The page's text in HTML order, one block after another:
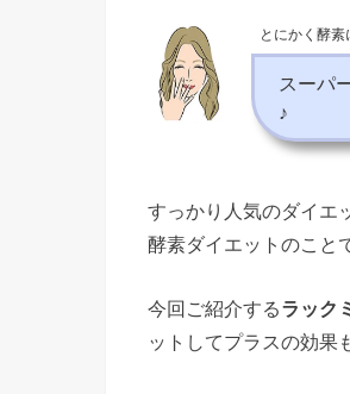
とにかく酵素
スーパ
♪
すっかり人気のダイエ
酵素ダイエットのこと
今回ご紹介するラック
ットしてプラスの効果